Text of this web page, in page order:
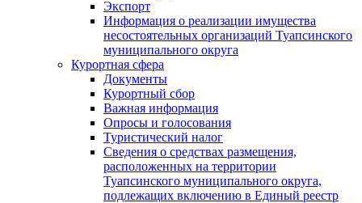
Экспорт
Информация о реализации имущества
несостоятельных организаций Туапсинского
муниципального округа
Курортная сфера
Документы
Курортный сбор
Важная информация
Опросы и голосования
Туристический налог
Сведения о средствах размещения,
расположенных на территории
Туапсинского муниципального округа,
подлежащих включению в Единый реестр